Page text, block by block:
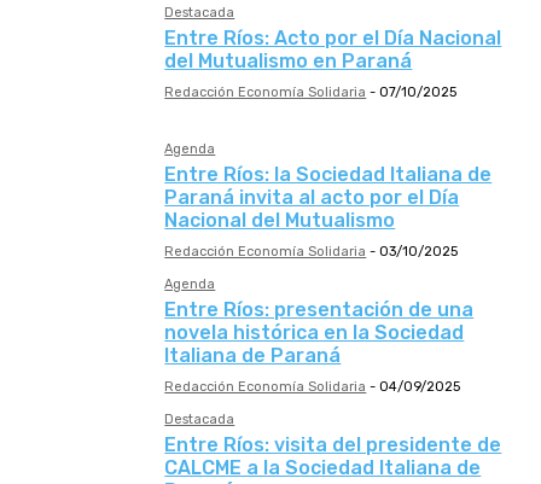
Destacada
Entre Ríos: Acto por el Día Nacional
del Mutualismo en Paraná
Redacción Economía Solidaria - 07/10/2025
Agenda
Entre Ríos: la Sociedad Italiana de
Paraná invita al acto por el Día
Nacional del Mutualismo
Redacción Economía Solidaria - 03/10/2025
Agenda
Entre Ríos: presentación de una
novela histórica en la Sociedad
Italiana de Paraná
Redacción Economía Solidaria - 04/09/2025
Destacada
Entre Ríos: visita del presidente de
CALCME a la Sociedad Italiana de